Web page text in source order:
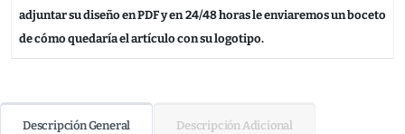
adjuntar su diseño en PDF y en 24/48 horas le enviaremos un boceto
de cómo quedaría el artículo con su logotipo.
Descripción General Descripción Adicional